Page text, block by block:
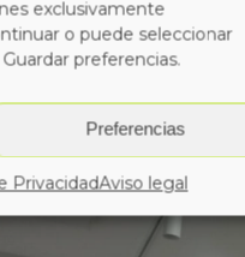
exclusivamente
o puede seleccionar
preferencias.
Preferencias
PrivacidadAviso legal